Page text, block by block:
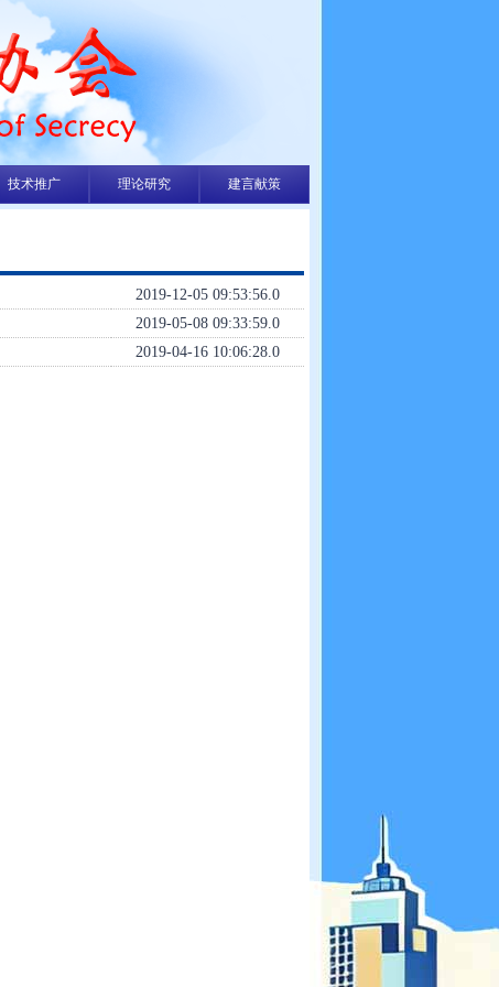
技术推广 理论研究 建言献策
2019-12-05 09:53:56.0
2019-05-08 09:33:59.0
2019-04-16 10:06:28.0